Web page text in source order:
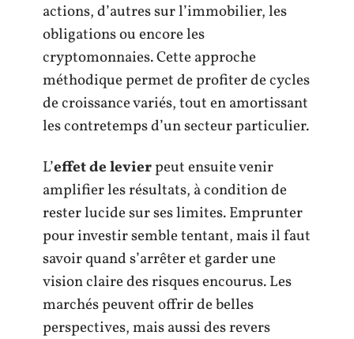
actions, d’autres sur l’immobilier, les
obligations ou encore les
cryptomonnaies. Cette approche
méthodique permet de profiter de cycles
de croissance variés, tout en amortissant
les contretemps d’un secteur particulier.
L’effet de levierpeut ensuite venir
amplifier les résultats, à condition de
rester lucide sur ses limites. Emprunter
pour investir semble tentant, mais il faut
savoir quand s’arrêter et garder une
vision claire des risques encourus. Les
marchés peuvent offrir de belles
perspectives, mais aussi des revers